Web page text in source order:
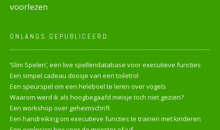
voorlezen
ONLANGS GEPUBLICEERD
‘Slim Spelen’, een live spellendatabase voor executieve functies
Een simpel cadeau doosje van een toiletrol
Een speurspel om een heleboel te leren over vogels
Waarom werd ik als hoogbegaafd meisje toch niet gezien?
Een workshop over geheimschrift
Een handreiking om executieve functies te trainen met kinderen